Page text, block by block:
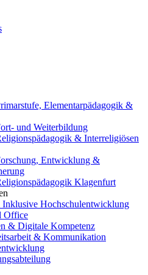
Elementarpädagogik &
und Weiterbildung
& Interreligiösen
Entwicklung &
Klagenfurt
Hochschulentwicklung
Office
& Digitale Kompetenz
& Kommunikation